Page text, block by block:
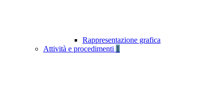
Rappresentazione grafica
Attività e procedimenti 1